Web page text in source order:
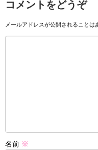
コメントをどうぞ
メールアドレスが公開されることは
名前 ※